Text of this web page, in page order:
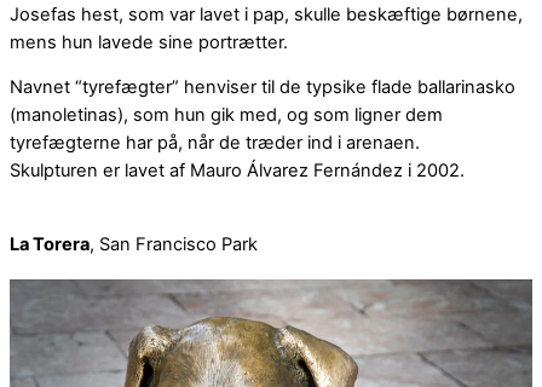
Josefas hest, som var lavet i pap, skulle beskæftige børnene,
mens hun lavede sine portrætter.
Navnet “tyrefægter” henviser til de typsike flade ballarinasko
(manoletinas), som hun gik med, og som ligner dem
tyrefægterne har på, når de træder ind i arenaen.
Skulpturen er lavet af Mauro Álvarez Fernández i 2002.
La Torera, San Francisco Park